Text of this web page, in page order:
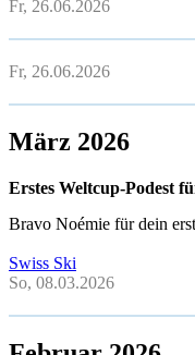
Fr, 26.06.2026
Fr, 26.06.2026
März 2026
Erstes Weltcup-Podest
Bravo Noémie für dein
Swiss Ski
So, 08.03.2026